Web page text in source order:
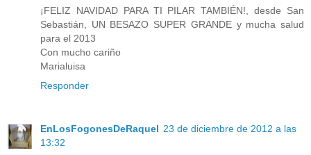
¡FELIZ NAVIDAD PARA TI PILAR TAMBIÉN!, desde San
Sebastián, UN BESAZO SUPER GRANDE y mucha salud
para el 2013
Con mucho cariño
Marialuisa
Responder
EnLosFogonesDeRaquel 23 de diciembre de 2012 a las
13:32